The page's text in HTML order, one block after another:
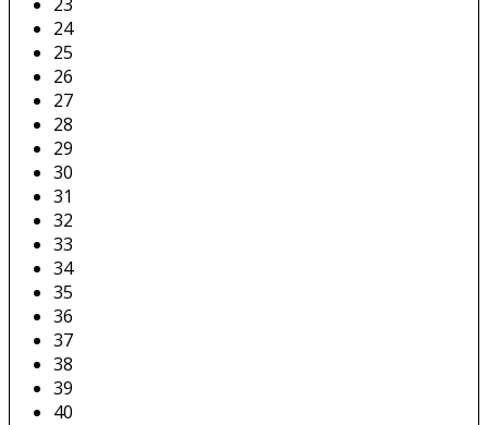
24
25
26
27
28
29
30
31
32
33
34
35
36
37
38
39
40